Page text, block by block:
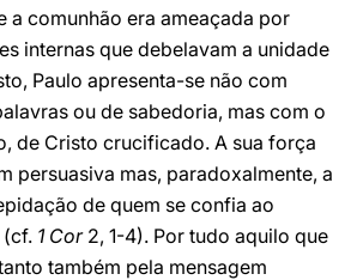
a comunhão era ameaçada por
internas que debelavam a unidade
Paulo apresenta-se não com
ou de sabedoria, mas com o
de Cristo crucificado. A sua força
persuasiva mas, paradoxalmente, a
de quem se confia ao
1 Cor 2, 1-4). Por tudo aquilo que
também pela mensagem